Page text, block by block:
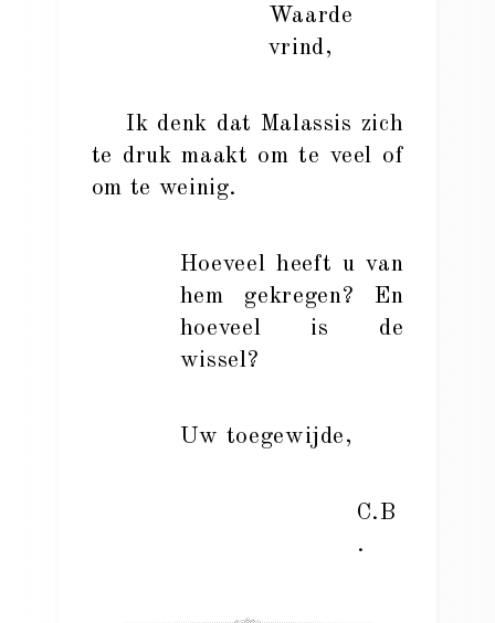
Waarde
vrind,
Ik denk dat Malassis zich
te druk maakt om te veel of
om te weinig.
Hoeveel heeft u van
hem gekregen? En
hoeveel is de
wissel?
Uw toegewijde,
C.B
.